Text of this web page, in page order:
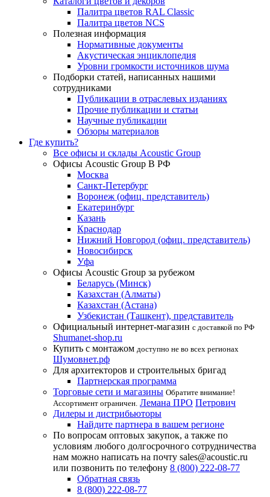
Палитра цветов RAL Сlassic
Палитра цветов NCS
Полезная информация
Нормативные документы
Акустическая энциклопедия
Уровни громкости источников шума
Подборки статей, написанных нашими
сотрудниками
Публикации в отраслевых изданиях
Прочие публикации и статьи
Научные публикации
Обзоры материалов
Где купить?
Все офисы и склады Acoustic Group
Офисы Acoustic Group В РФ
Москва
Санкт-Петербург
Воронеж (офиц. представитель)
Екатеринбург
Казань
Краснодар
Нижний Новгород (офиц. представитель)
Новосибирск
Уфа
Офисы Acoustic Group за рубежом
Беларусь (Минск)
Казахстан (Алматы)
Казахстан (Астана)
Узбекистан (Ташкент), представитель
Официальный интернет-магазин с доставкой по РФ
Shumanet-shop.ru
Купить с монтажом доступно не во всех регионах
Шумовнет.рф
Для архитекторов и строительных бригад
Партнерская программа
Торговые сети и магазины Обратите внимание!
Ассортимент ограничен. Лемана ПРО Петрович
Дилеры и дистрибьюторы
Найдите партнера в вашем регионе
По вопросам оптовых закупок, а также по
условиям любого долгосрочного сотрудничества
нам можно написать на почту sales@acoustic.ru
или позвонить по телефону 8 (800) 222-08-77
Обратная связь
8 (800) 222-08-77